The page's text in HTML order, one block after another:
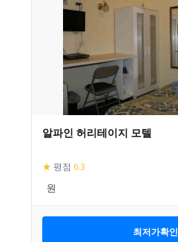
알파인 허리테이지 모텔
★ 평점 6.3
최저가확인